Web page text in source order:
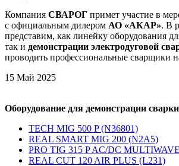
Компания СВАРОГ примет участие в
с официальным дилером АО «АКАР». В
представим, как линейку оборудования
так и демонстрации электродуговой
проводить профессиональные сварщики
15 Май 2025
Оборудование для демонстрации сварки
TECH MIG 500 P (N36801)
REAL SMART MIG 200 (N2A5)
PRO TIG 315 P AC/DC
REAL CUT 120 AIR PLUS (L231)